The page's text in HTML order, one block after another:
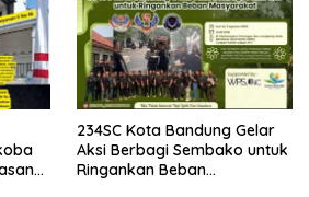
234SC Kota Bandung Gelar
Aksi Berbagi Sembako untuk
Ringankan Beban